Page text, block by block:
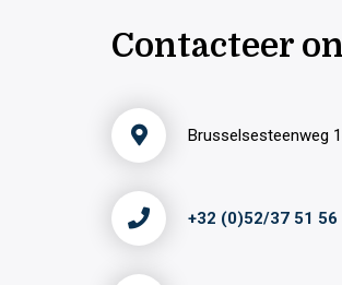
Contacteer
Brusselsesteenweg
+32 (0)52/37 51 56